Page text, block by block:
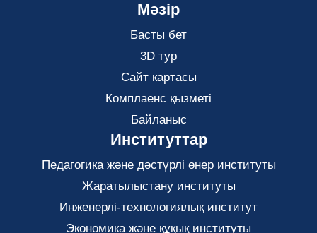
Мәзір
Басты бет
3D тур
Сайт картасы
Комплаенс қызметі
Байланыс
Институттар
Педагогика және дәстүрлі өнер институты
Жаратылыстану институты
Инженерлі-технологиялық институт
Экономика және құқық институты